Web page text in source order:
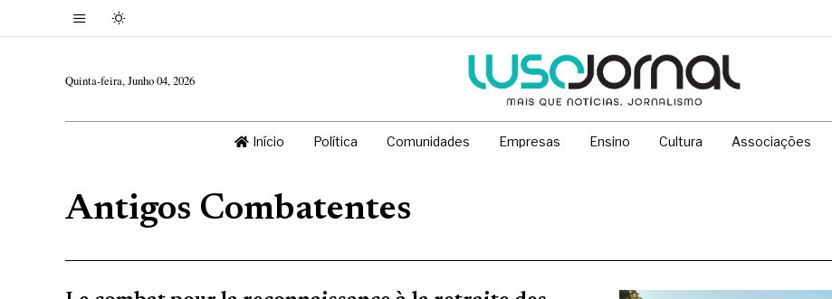
Quinta-feira, Junho 04, 2026
Início Política Comunidades Empresas Ensino Cultura Associações
Antigos Combatentes